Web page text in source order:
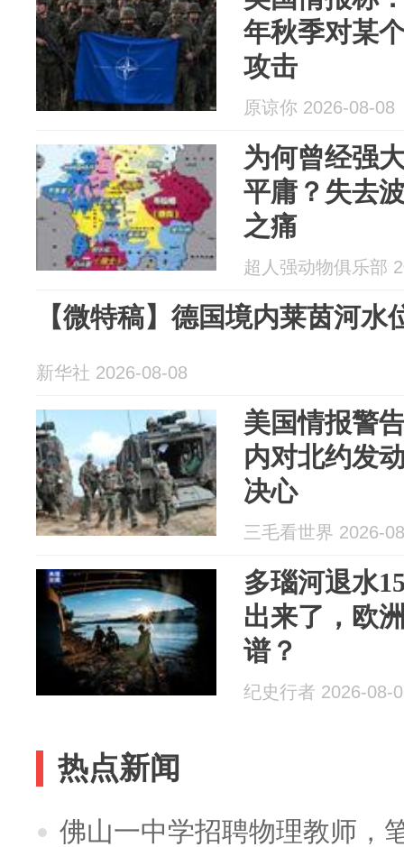
年秋季对某
攻击
原谅你 2026-08-08
为何曾经强
平庸？失去
之痛
超人强动物俱乐部
【微特稿】德国境内莱茵河水
新华社 2026-08-08
美国情报警
内对北约发
决心
三毛看世界 2026-
多瑙河退水
出来了，欧
谱？
纪史行者 2026-08-
热点新闻
佛山一中学招聘物理教师，